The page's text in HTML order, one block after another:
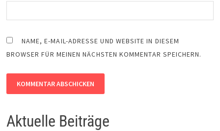
NAME, E-MAIL-ADRESSE UND WEBSITE IN DIESEM
BROWSER FÜR MEINEN NÄCHSTEN KOMMENTAR SPEICHERN.
Aktuelle Beiträge